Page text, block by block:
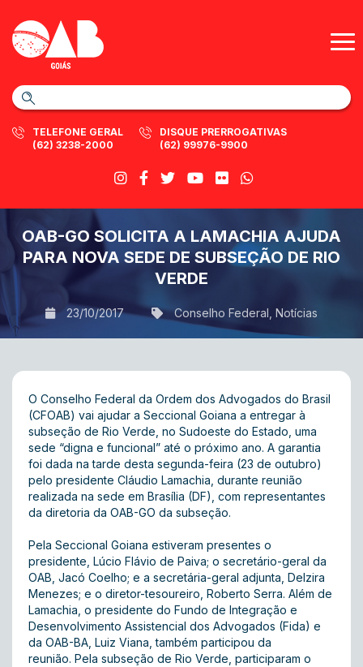
TELEFONE GERAL
(62) 3238-2000
DISQUE PRERROGATIVAS
(62) 99976-9900
OAB-GO SOLICITA A LAMACHIA AJUDA
PARA NOVA SEDE DE SUBSEÇÃO DE RIO
VERDE
23/10/2017 Conselho Federal Notícias
O Conselho Federal da Ordem dos Advogados do Brasil
(CFOAB) vai ajudar a Seccional Goiana a entregar à
subseção de Rio Verde, no Sudoeste do Estado, uma
sede “digna e funcional” até o próximo ano. A garantia
foi dada na tarde desta segunda-feira (23 de outubro)
pelo presidente Cláudio Lamachia, durante reunião
realizada na sede em Brasília (DF), com representantes
da diretoria da OAB-GO da subseção.
Pela Seccional Goiana estiveram presentes o
presidente, Lúcio Flávio de Paiva; o secretário-geral da
OAB, Jacó Coelho; e a secretária-geral adjunta, Delzira
Menezes; e o diretor-tesoureiro, Roberto Serra. Além de
Lamachia, o presidente do Fundo de Integração e
Desenvolvimento Assistencial dos Advogados (Fida) e
da OAB-BA, Luiz Viana, também participou da
reunião. Pela subseção de Rio Verde, participaram o